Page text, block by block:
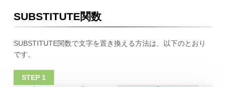
SUBSTITUTE関数
SUBSTITUTE関数で文字を置き換える方法は、以下のとおり
です。